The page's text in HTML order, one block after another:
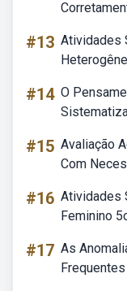
#13 Atividades
#14 O
#15 Avaliação
Com
#16 Atividades
Feminino
#17 As